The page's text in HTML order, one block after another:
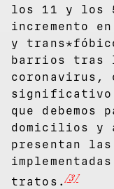
los 11 y los
incremento
y
barrios tras
coronavirus,
significativo
que debemos
domicilios y
presentan
tratos.[3]